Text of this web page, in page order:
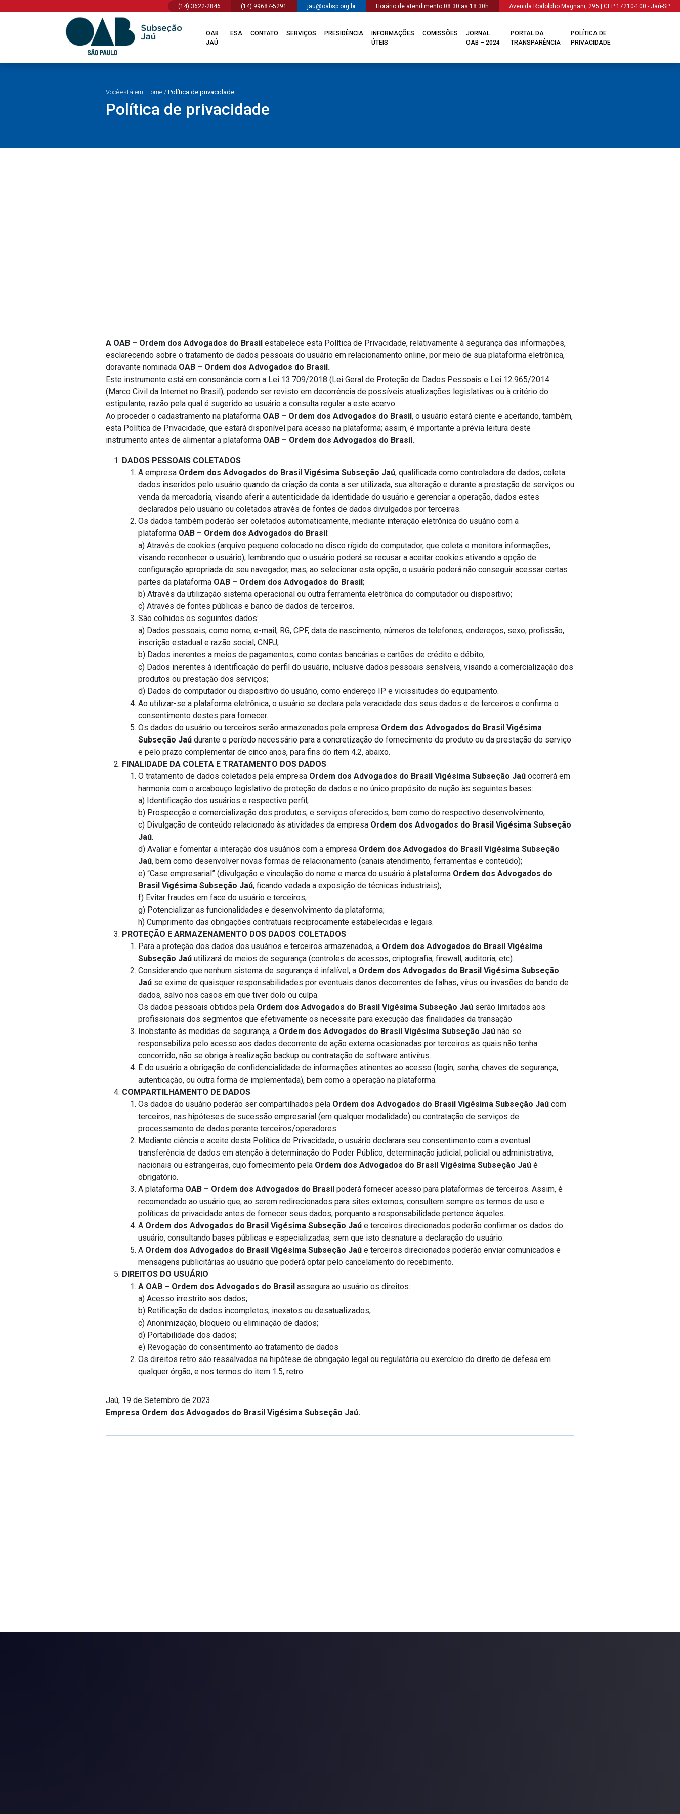
(14) 3622-2846 (14) 99687-5291 jau@oabsp.org.br Horário de atendimento 08:30 as 18:30h Avenida Rodolpho Magnani, 295 | CEP 17210-100 - Jaú-SP
OAB
JAÚ
ESA CONTATO SERVIÇOS PRESIDÊNCIA
INFORMAÇÕES
ÚTEIS
COMISSÕES
JORNAL
OAB – 2024
PORTAL DA
TRANSPARÊNCIA
POLÍTICA DE
PRIVACIDADE
Você está em: Home / Política de privacidade
Política de privacidade
A OAB – Ordem dos Advogados do Brasil estabelece esta Política de Privacidade, relativamente à segurança das informações,
esclarecendo sobre o tratamento de dados pessoais do usuário em relacionamento online, por meio de sua plataforma eletrônica,
doravante nominada OAB – Ordem dos Advogados do Brasil.
Este instrumento está em consonância com a Lei 13.709/2018 (Lei Geral de Proteção de Dados Pessoais e Lei 12.965/2014
(Marco Civil da Internet no Brasil), podendo ser revisto em decorrência de possíveis atualizações legislativas ou à critério do
estipulante, razão pela qual é sugerido ao usuário a consulta regular a este acervo.
Ao proceder o cadastramento na plataforma OAB – Ordem dos Advogados do Brasil, o usuário estará ciente e aceitando, também,
esta Política de Privacidade, que estará disponível para acesso na plataforma; assim, é importante a prévia leitura deste
instrumento antes de alimentar a plataforma OAB – Ordem dos Advogados do Brasil.
DADOS PESSOAIS COLETADOS
A empresa Ordem dos Advogados do Brasil Vigésima Subseção Jaú, qualificada como controladora de dados, coleta
dados inseridos pelo usuário quando da criação da conta a ser utilizada, sua alteração e durante a prestação de serviços ou
venda da mercadoria, visando aferir a autenticidade da identidade do usuário e gerenciar a operação, dados estes
declarados pelo usuário ou coletados através de fontes de dados divulgados por terceiras.
Os dados também poderão ser coletados automaticamente, mediante interação eletrônica do usuário com a
plataforma OAB – Ordem dos Advogados do Brasil:
a) Através de cookies (arquivo pequeno colocado no disco rígido do computador, que coleta e monitora informações,
visando reconhecer o usuário), lembrando que o usuário poderá se recusar a aceitar cookies ativando a opção de
configuração apropriada de seu navegador, mas, ao selecionar esta opção, o usuário poderá não conseguir acessar certas
partes da plataforma OAB – Ordem dos Advogados do Brasil;
b) Através da utilização sistema operacional ou outra ferramenta eletrônica do computador ou dispositivo;
c) Através de fontes públicas e banco de dados de terceiros.
São colhidos os seguintes dados:
a) Dados pessoais, como nome, e-mail, RG, CPF, data de nascimento, números de telefones, endereços, sexo, profissão,
inscrição estadual e razão social, CNPJ;
b) Dados inerentes a meios de pagamentos, como contas bancárias e cartões de crédito e débito;
c) Dados inerentes à identificação do perfil do usuário, inclusive dados pessoais sensíveis, visando a comercialização dos
produtos ou prestação dos serviços;
d) Dados do computador ou dispositivo do usuário, como endereço IP e vicissitudes do equipamento.
Ao utilizar-se a plataforma eletrônica, o usuário se declara pela veracidade dos seus dados e de terceiros e confirma o
consentimento destes para fornecer.
Os dados do usuário ou terceiros serão armazenados pela empresa Ordem dos Advogados do Brasil Vigésima
Subseção Jaú durante o período necessário para a concretização do fornecimento do produto ou da prestação do serviço
e pelo prazo complementar de cinco anos, para fins do item 4.2, abaixo.
FINALIDADE DA COLETA E TRATAMENTO DOS DADOS
O tratamento de dados coletados pela empresa Ordem dos Advogados do Brasil Vigésima Subseção Jaú ocorrerá em
harmonia com o arcabouço legislativo de proteção de dados e no único propósito de nução às seguintes bases:
a) Identificação dos usuários e respectivo perfil;
b) Prospecção e comercialização dos produtos, e serviços oferecidos, bem como do respectivo desenvolvimento;
c) Divulgação de conteúdo relacionado às atividades da empresa Ordem dos Advogados do Brasil Vigésima Subseção
Jaú.
d) Avaliar e fomentar a interação dos usuários com a empresa Ordem dos Advogados do Brasil Vigésima Subseção
Jaú, bem como desenvolver novas formas de relacionamento (canais atendimento, ferramentas e conteúdo);
e) “Case empresarial” (divulgação e vinculação do nome e marca do usuário à plataforma Ordem dos Advogados do
Brasil Vigésima Subseção Jaú, ficando vedada a exposição de técnicas industriais);
f) Evitar fraudes em face do usuário e terceiros;
g) Potencializar as funcionalidades e desenvolvimento da plataforma;
h) Cumprimento das obrigações contratuais reciprocamente estabelecidas e legais.
PROTEÇÃO E ARMAZENAMENTO DOS DADOS COLETADOS
Para a proteção dos dados dos usuários e terceiros armazenados, a Ordem dos Advogados do Brasil Vigésima
Subseção Jaú utilizará de meios de segurança (controles de acessos, criptografia, firewall, auditoria, etc).
Considerando que nenhum sistema de segurança é infalível, a Ordem dos Advogados do Brasil Vigésima Subseção
Jaú se exime de quaisquer responsabilidades por eventuais danos decorrentes de falhas, vírus ou invasões do bando de
dados, salvo nos casos em que tiver dolo ou culpa.
Os dados pessoais obtidos pela Ordem dos Advogados do Brasil Vigésima Subseção Jaú serão limitados aos
profissionais dos segmentos que efetivamente os necessite para execução das finalidades da transação
Inobstante às medidas de segurança, a Ordem dos Advogados do Brasil Vigésima Subseção Jaú não se
responsabiliza pelo acesso aos dados decorrente de ação externa ocasionadas por terceiros as quais não tenha
concorrido, não se obriga à realização backup ou contratação de software antivírus.
É do usuário a obrigação de confidencialidade de informações atinentes ao acesso (login, senha, chaves de segurança,
autenticação, ou outra forma de implementada), bem como a operação na plataforma.
COMPARTILHAMENTO DE DADOS
Os dados do usuário poderão ser compartilhados pela Ordem dos Advogados do Brasil Vigésima Subseção Jaú com
terceiros, nas hipóteses de sucessão empresarial (em qualquer modalidade) ou contratação de serviços de
processamento de dados perante terceiros/operadores.
Mediante ciência e aceite desta Política de Privacidade, o usuário declarara seu consentimento com a eventual
transferência de dados em atenção à determinação do Poder Público, determinação judicial, policial ou administrativa,
nacionais ou estrangeiras, cujo fornecimento pela Ordem dos Advogados do Brasil Vigésima Subseção Jaú é
obrigatório.
A plataforma OAB – Ordem dos Advogados do Brasil poderá fornecer acesso para plataformas de terceiros. Assim, é
recomendado ao usuário que, ao serem redirecionados para sites externos, consultem sempre os termos de uso e
políticas de privacidade antes de fornecer seus dados, porquanto a responsabilidade pertence àqueles.
A Ordem dos Advogados do Brasil Vigésima Subseção Jaú e terceiros direcionados poderão confirmar os dados do
usuário, consultando bases públicas e especializadas, sem que isto desnature a declaração do usuário.
A Ordem dos Advogados do Brasil Vigésima Subseção Jaú e terceiros direcionados poderão enviar comunicados e
mensagens publicitárias ao usuário que poderá optar pelo cancelamento do recebimento.
DIREITOS DO USUÁRIO
A OAB – Ordem dos Advogados do Brasil assegura ao usuário os direitos:
a) Acesso irrestrito aos dados;
b) Retificação de dados incompletos, inexatos ou desatualizados;
c) Anonimização, bloqueio ou eliminação de dados;
d) Portabilidade dos dados;
e) Revogação do consentimento ao tratamento de dados
Os direitos retro são ressalvados na hipótese de obrigação legal ou regulatória ou exercício do direito de defesa em
qualquer órgão, e nos termos do item 1.5, retro.
Jaú, 19 de Setembro de 2023
Empresa Ordem dos Advogados do Brasil Vigésima Subseção Jaú.